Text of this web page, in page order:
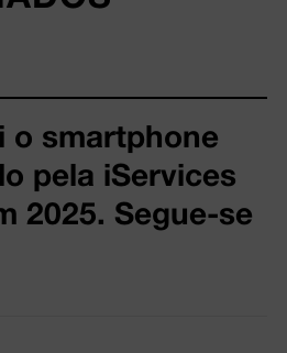
o smartphone
pela iServices
2025. Segue-se